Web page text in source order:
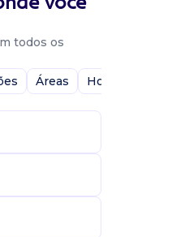
todos os
Áreas Home-Office